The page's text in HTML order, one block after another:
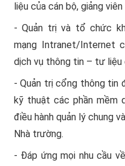
liệu của cán bộ, giảng viên
- Quản trị và tổ chức
mạng Intranet/Internet
dịch vụ thông tin – tư liệu
- Quản trị cổng thông tin
kỹ thuật các phần mềm
điều hành quản lý chung
Nhà trường.
- Đáp ứng mọi nhu cầu